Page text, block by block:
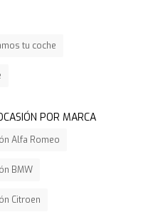
tu coche
POR MARCA
Alfa Romeo
BMW
Citroen